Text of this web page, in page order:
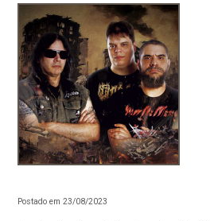
Postado em 23/08/2023